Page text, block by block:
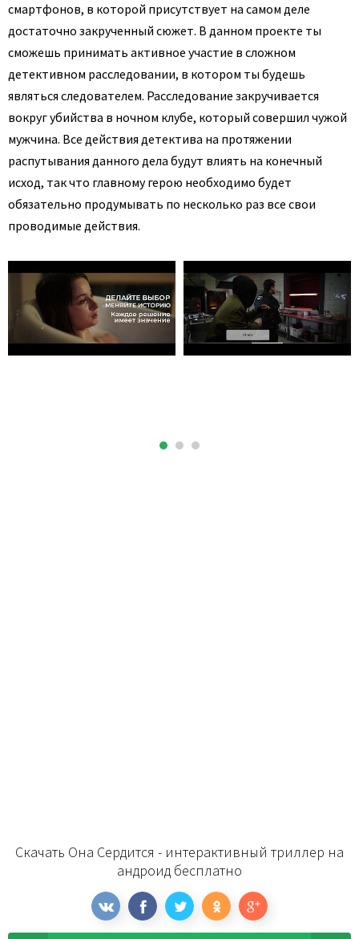
смартфонов, в которой присутствует на самом деле
достаточно закрученный сюжет. В данном проекте ты
сможешь принимать активное участие в сложном
детективном расследовании, в котором ты будешь
являться следователем. Расследование закручивается
вокруг убийства в ночном клубе, который совершил чужой
мужчина. Все действия детектива на протяжении
распутывания данного дела будут влиять на конечный
исход, так что главному герою необходимо будет
обязательно продумывать по несколько раз все свои
проводимые действия.
Скачать Она Сердится - интерактивный триллер на
андроид бесплатно